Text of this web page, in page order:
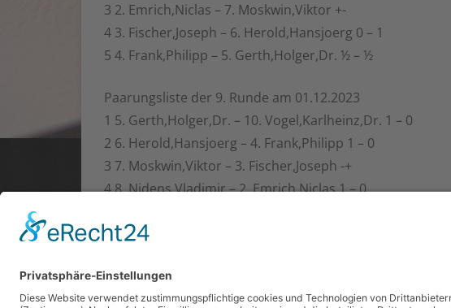
3 2. Emrich,Niclas – 7. Moskwin,Viktor +-
4 3. Fischer,Joseph – 6. Herold,Hansjoerg 0 – 1
5 4. Frank,Philipp – 5. Gerth,Holger,Dr. ½ – ½
Paarungsliste der 9. Runde am 01.12.2023
1 5. Gerth,Holger,Dr. – 10. Vogel,Karlheinz,Dr. 1 – 0
2 6. Herold,Hansjoerg – 4. Frank,Philipp 1 – 0
3 7. Moskwin,Viktor – 3. Fischer,Joseph -+
4 8. Nidens,Vladimir – 2. Emrich,Niclas 1 – 0